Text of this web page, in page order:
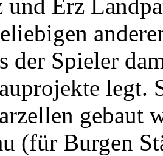
und Erz
der Spieler
legt.
gebaut
(für Burgen